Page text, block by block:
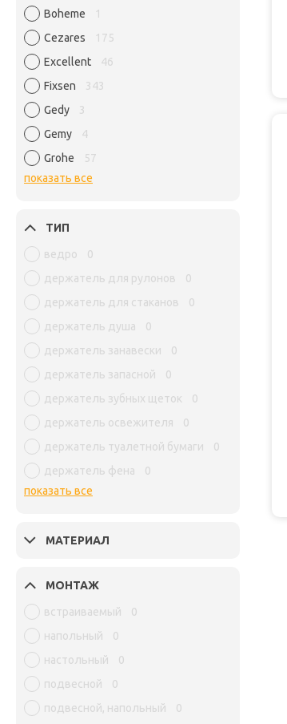
Boheme
1
Cezares
175
Excellent
46
Fixsen
343
Gedy
3
Gemy
4
Grohe
57
показать все
ТИП
ведро
0
держатель для рулонов
0
держатель для стаканов
0
держатель душа
0
держатель занавески
0
держатель запасной
0
держатель зубных щеток
0
держатель освежителя
0
держатель туалетной бумаги
0
держатель фена
0
показать все
МАТЕРИАЛ
МОНТАЖ
встраиваемый
0
напольный
0
настольный
0
подвесной
0
подвесной, напольный
0